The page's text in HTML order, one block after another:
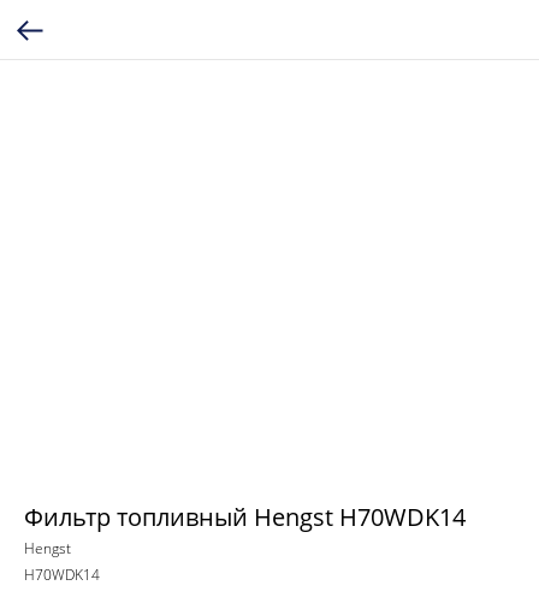
Фильтр топливный Hengst H70WDK14
Hengst
H70WDK14